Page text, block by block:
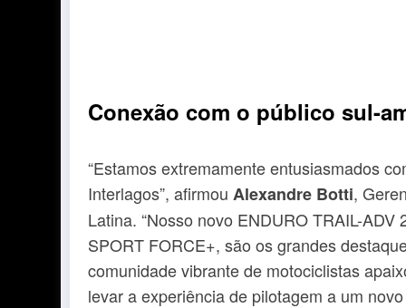
Conexão com o público sul-
“Estamos extremamente entusiasmados
Interlagos”, afirmou Alexandre Botti,
Latina. “Nosso novo ENDURO TRAIL-
SPORT FORCE+, são os grandes
comunidade vibrante de motociclistas
levar a experiência de pilotagem a um